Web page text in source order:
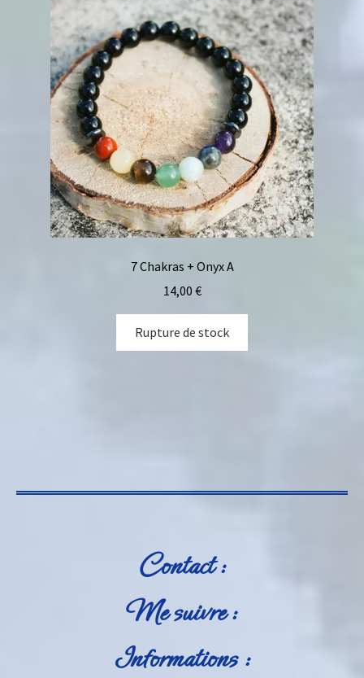
7 Chakras + Onyx A
14,00 €
Rupture de stock
Contact :
Me suivre :
Informations :